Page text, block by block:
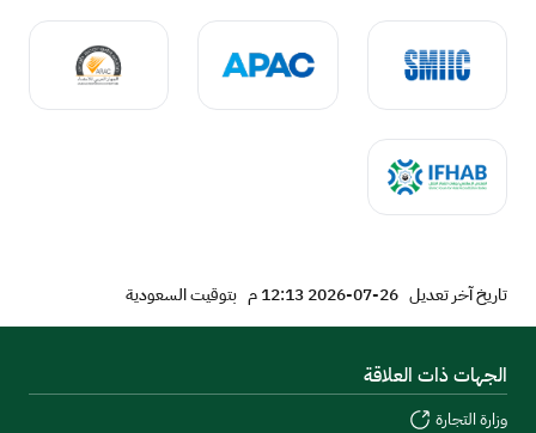
تاريخ آخر تعديل 26-07-2026 12:13 م بتوقيت السعودية
الجهات ذات العلاقة
وزارة التجارة